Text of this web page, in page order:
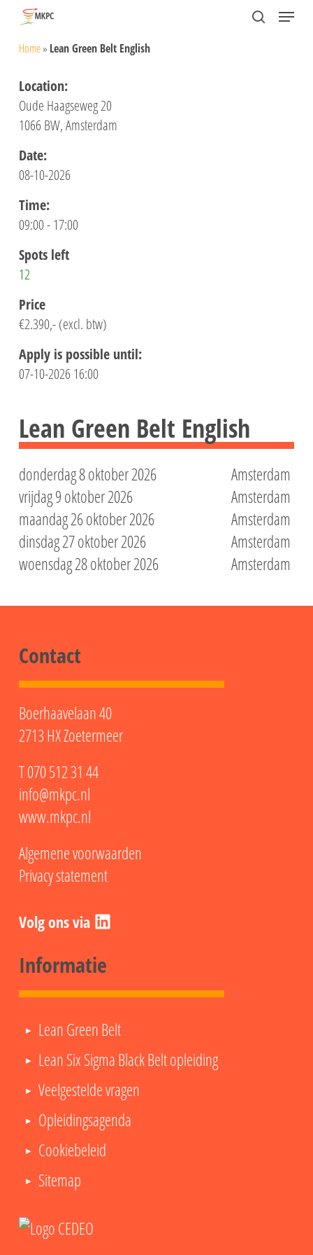
main
content
search
Menu
Home» Lean Green Belt English
Location:
Oude Haagseweg 20
1066 BW, Amsterdam
Date:
08-10-2026
Time:
09:00 - 17:00
Spots left
12
Price
€2.390,- (excl. btw)
Apply is possible until:
07-10-2026 16:00
Lean Green Belt English
donderdag 8 oktober 2026
Amsterdam
vrijdag 9 oktober 2026
Amsterdam
maandag 26 oktober 2026
Amsterdam
dinsdag 27 oktober 2026
Amsterdam
woensdag 28 oktober 2026
Amsterdam
Contact
Boerhaavelaan 40
2713 HX Zoetermeer
T070 512 31 44
info@mkpc.nl
www.mkpc.nl
Algemene voorwaarden
Privacy statement
Informatie
Lean Green Belt
Lean Six Sigma Black Belt opleiding
Veelgestelde vragen
Opleidingsagenda
Cookiebeleid
Sitemap